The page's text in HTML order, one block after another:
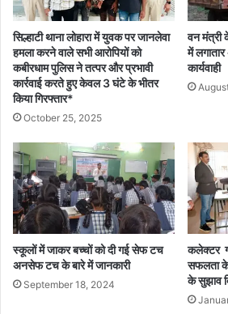
सिल्हाटी थाना लोहारा में युवक पर जानलेवा
हमला करने वाले सभी आरोपियों को
कबीरधाम पुलिस ने तत्पर और प्रभावी
कार्रवाई करते हुए केवल 3 घंटे के भीतर
किया गिरफ्तार*
October 25, 2025
वन मंत्री
में
कार्यवाही
स्कूलों में जाकर बच्चों को दी गई सेफ टच
अनसेफ टच के बारे में जानकारी
September 18, 2024
कलेक्टर
सफलता के
के सुझाव